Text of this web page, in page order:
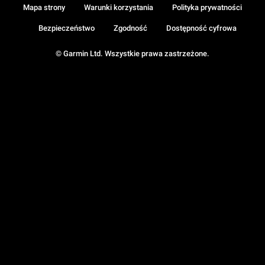
© Garmin Ltd. Wszystkie prawa zastrzeżone.
Mapa strony Warunki korzystania Polityka prywatności
Bezpieczeństwo Zgodność Dostępność cyfrowa